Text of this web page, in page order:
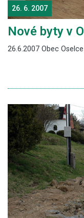
26. 6. 2007
Nové byty v
26.6.2007 Obec